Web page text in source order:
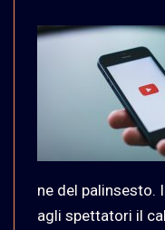
ne del palinsesto.
agli spettatori il